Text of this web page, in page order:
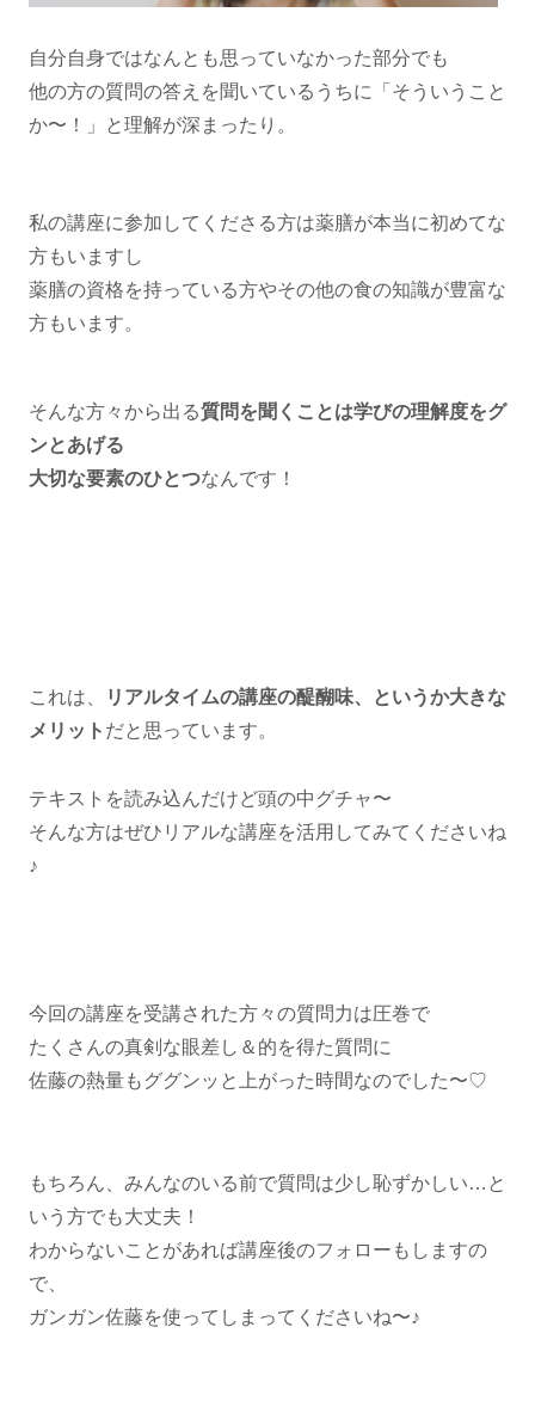
自分自身ではなんとも思っていなかった部分でも
他の方の質問の答えを聞いているうちに「そういうこと
か〜！」と理解が深まったり。
私の講座に参加してくださる方は薬膳が本当に初めてな
方もいますし
薬膳の資格を持っている方やその他の食の知識が豊富な
方もいます。
そんな方々から出る質問を聞くことは学びの理解度をグ
ンとあげる
大切な要素のひとつなんです！
これは、
リアルタイムの講座の醍醐味、というか大きな
メリット だと思っています。
テキストを読み込んだけど頭の中グチャ〜
そんな方はぜひリアルな講座を活用してみてくださいね
♪
今回の講座を受講された方々の質問力は圧巻で
たくさんの真剣な眼差し＆的を得た質問に
佐藤の熱量もググンッと上がった時間なのでした〜♡
もちろん、みんなのいる前で質問は少し恥ずかしい…と
いう方でも大丈夫！
わからないことがあれば講座後のフォローもしますの
で、
ガンガン佐藤を使ってしまってくださいね〜♪